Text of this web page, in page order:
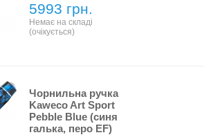
5993 грн.
Немає на складі
(очікується)
Чорнильна ручка
Kaweco Art Sport
Pebble Blue (синя
галька, перо EF)